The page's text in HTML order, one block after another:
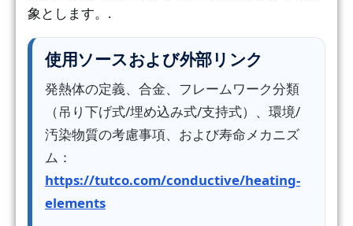
象とします。.
使用ソースおよび外部リンク
発熱体の定義、合金、フレームワーク分類
（吊り下げ式/埋め込み式/支持式）、環境/
汚染物質の考慮事項、および寿命メカニズ
ム：
https://tutco.com/conductive/heating-
elements